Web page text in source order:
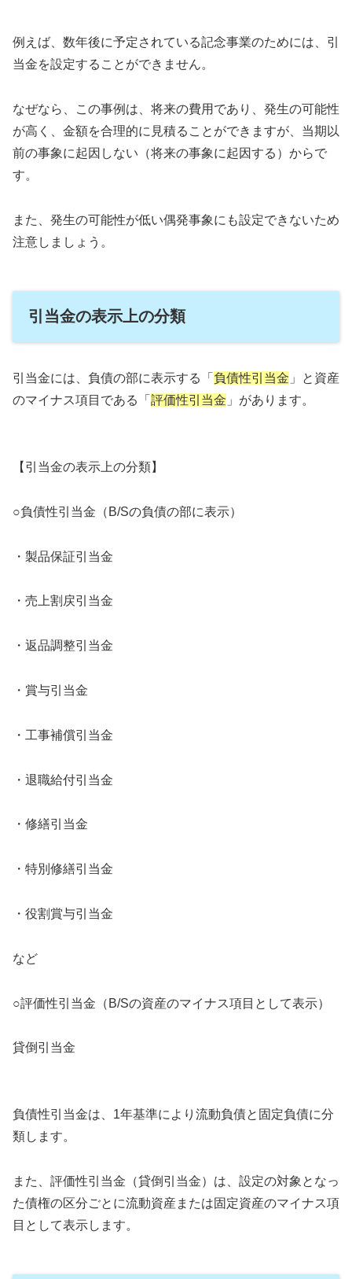
例えば、数年後に予定されている記念事業のためには、引
当金を設定することができません。
なぜなら、この事例は、将来の費用であり、発生の可能性
が高く、金額を合理的に見積ることができますが、当期以
前の事象に起因しない（将来の事象に起因する）からで
す。
また、発生の可能性が低い偶発事象にも設定できないため
注意しましょう。
引当金の表示上の分類
引当金には、負債の部に表示する「 負債性引当金 」と資産
のマイナス項目である「 評価性引当金 」があります。
【引当金の表示上の分類】
○負債性引当金（B/Sの負債の部に表示）
・製品保証引当金
・売上割戻引当金
・返品調整引当金
・賞与引当金
・工事補償引当金
・退職給付引当金
・修繕引当金
・特別修繕引当金
・役割賞与引当金
など
○評価性引当金（B/Sの資産のマイナス項目として表示）
貸倒引当金
負債性引当金は、1年基準により流動負債と固定負債に分
類します。
また、評価性引当金（貸倒引当金）は、設定の対象となっ
た債権の区分ごとに流動資産または固定資産のマイナス項
目として表示します。